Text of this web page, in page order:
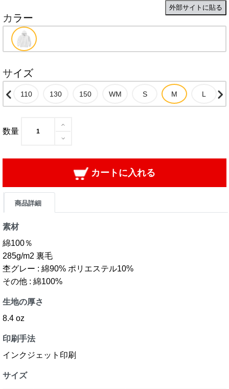
外部サイトに貼る
カラー
サイズ
数量
カートに入れる
商品詳細
素材
綿100％
285g/m2 裏毛
杢グレー : 綿90% ポリエステル10%
その他 : 綿100%
生地の厚さ
8.4 oz
印刷手法
インクジェット印刷
サイズ